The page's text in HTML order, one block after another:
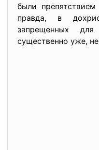
были
правда, в
запрещенных
существенно уже,